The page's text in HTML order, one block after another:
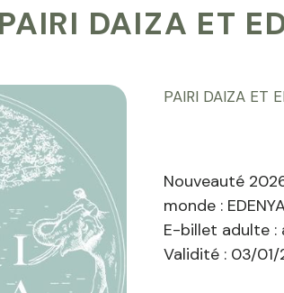
PAIRI DAIZA ET
PAIRI DAIZA ET
Nouveauté
monde :
E-billet adulte :
Validité : 03/01/